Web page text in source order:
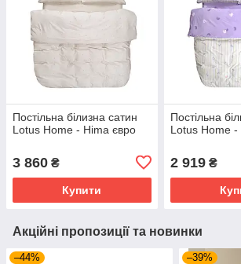
Постільна білизна сатин
Lotus Home - Hima євро
3 860 ₴
Купити
Постільна
Lotus Home -
2 919₴
Акційні пропозиції та новинки
–44% –39%